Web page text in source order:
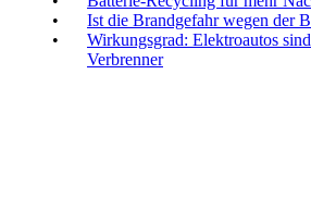
Ist die Brandgefahr wegen der
Wirkungsgrad: Elektroautos
Verbrenner